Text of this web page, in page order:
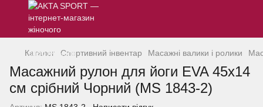
Каталог Спортивний інвентар Масажні валики і ролики
Масажний рулон для йоги EVA 45x14
см срібний Чорний (MS 1843-2)